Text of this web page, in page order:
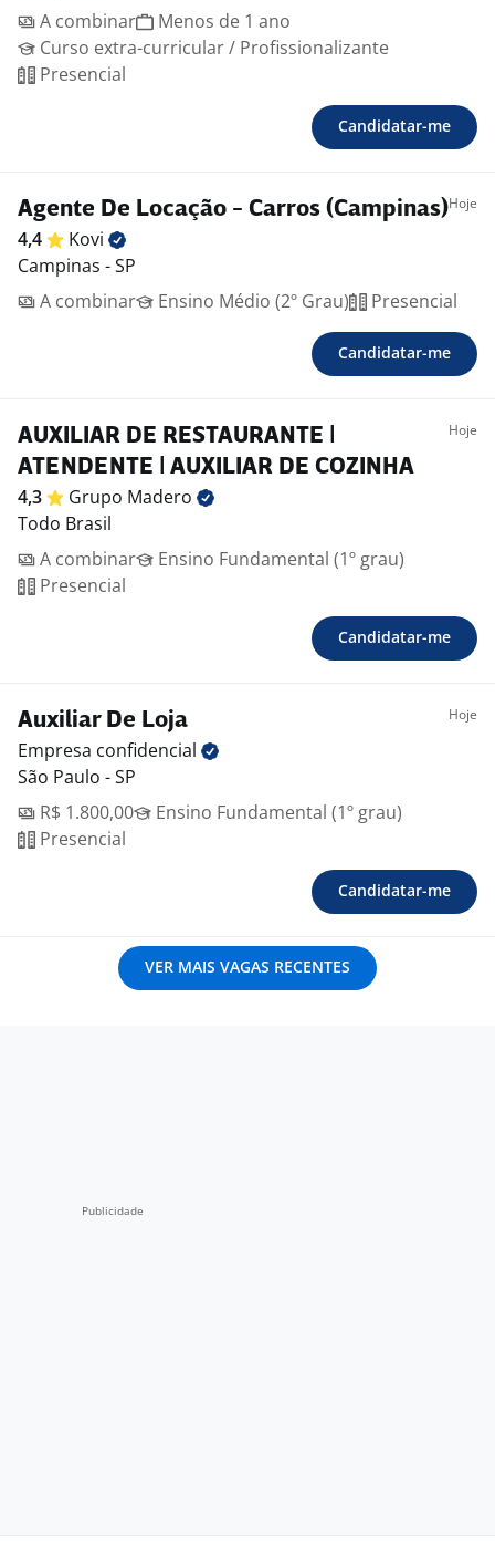
A combinar
Menos de 1 ano
Curso extra-curricular / Profissionalizante
Presencial
Candidatar-me
Agente De Locação - Carros (Campinas)Hoje
4,4
Kovi
Campinas - SP
A combinar
Ensino Médio (2º Grau) Presencial
Candidatar-me
AUXILIAR DE RESTAURANTE |
ATENDENTE | AUXILIAR DE COZINHA
Hoje
4,3 Grupo Madero
Todo Brasil
A combinar
Ensino Fundamental (1º grau)
Presencial
Candidatar-me
Auxiliar De Loja Hoje
Empresa confidencial
São Paulo - SP
R$ 1.800,00
Ensino Fundamental (1º grau)
Presencial
Candidatar-me
VER MAIS VAGAS RECENTES